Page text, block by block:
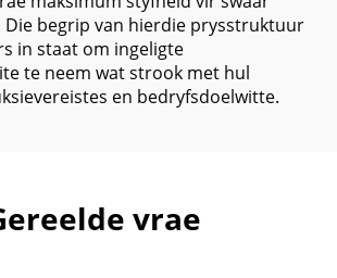
Die begrip van hierdie prysstruktuur
in staat om ingeligte
te neem wat strook met hul
en bedryfsdoelwitte.
vrae